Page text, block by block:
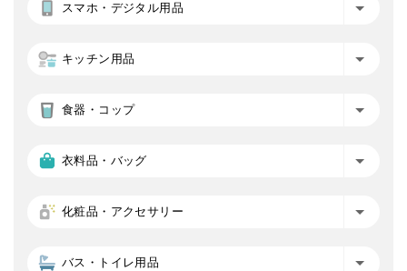
スマホ・デジタル用品
キッチン用品
食器・コップ
衣料品・バッグ
化粧品・アクセサリー
バス・トイレ用品